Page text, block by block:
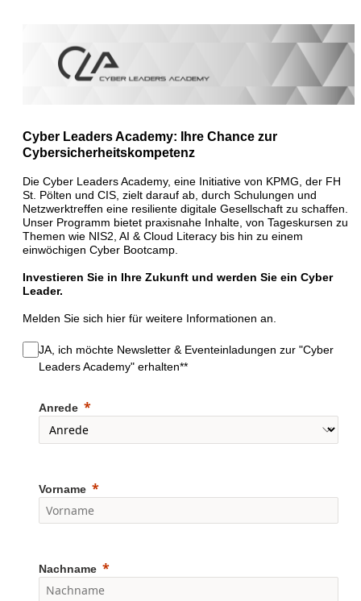
Cyber Leaders Academy: Ihre Chance zur
Cybersicherheitskompetenz
Die Cyber Leaders Academy, eine Initiative von KPMG, der FH
St. Pölten und CIS, zielt darauf ab, durch Schulungen und
Netzwerktreffen eine resiliente digitale Gesellschaft zu schaffen.
Unser Programm bietet praxisnahe Inhalte, von Tageskursen zu
Themen wie NIS2, AI & Cloud Literacy bis hin zu einem
einwöchigen Cyber Bootcamp.
Investieren Sie in Ihre Zukunft und werden Sie ein Cyber
Leader.
Melden Sie sich hier für weitere Informationen an.
JA, ich möchte Newsletter & Eventeinladungen zur "Cyber
Leaders Academy" erhalten**
Anrede
Vorname
Nachname